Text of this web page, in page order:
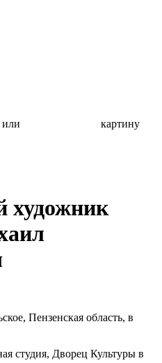
или
картину
художник
Пензенская область, в
студия, Дворец Культуры в